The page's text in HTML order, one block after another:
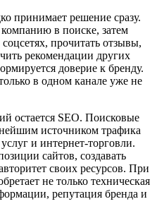
принимает решение сразу.
в поиске, затем
прочитать отзывы,
рекомендации других
доверие к бренду.
в одном канале уже не
остается SEO. Поисковые
источником трафика
и интернет-торговли.
сайтов, создавать
своих ресурсов. При
не только техническая
репутация бренда и